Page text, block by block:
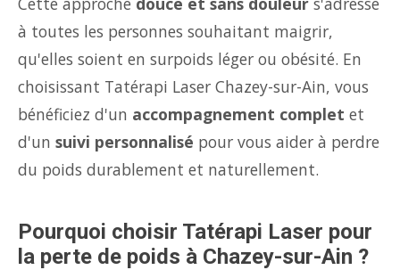
à toutes les personnes souhaitant maigrir,
qu'elles soient en surpoids léger ou obésité. En
choisissant Tatérapi Laser Chazey-sur-Ain, vous
bénéficiez d'un accompagnement complet et
d'un suivi personnalisé pour vous aider à perdre
du poids durablement et naturellement.
Pourquoi choisir Tatérapi Laser pour
la perte de poids à Chazey-sur-Ain ?